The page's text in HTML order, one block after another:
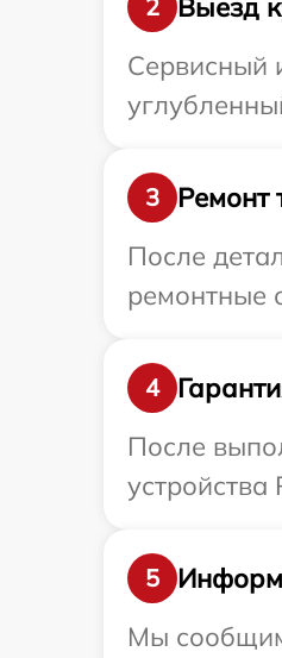
2
Сервисный
3
Ремонт
После
ремонтные
4
После
устройства
5
Мы